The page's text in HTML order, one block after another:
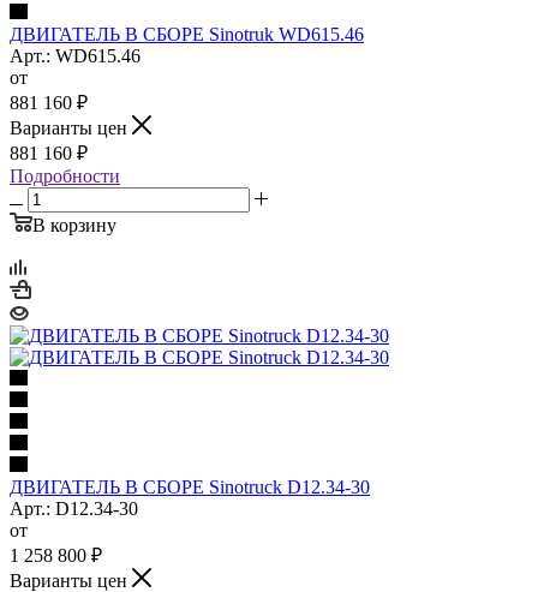
ДВИГАТЕЛЬ В СБОРЕ Sinotruk WD615.46
Арт.: WD615.46
от
881 160 ₽
Варианты цен
881 160 ₽
Подробности
В корзину
ДВИГАТЕЛЬ В СБОРЕ Sinotruck D12.34-30
Арт.: D12.34-30
от
1 258 800 ₽
Варианты цен